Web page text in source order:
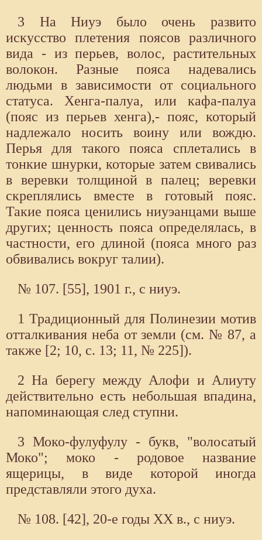
3 На Ниуэ было очень развито
искусство плетения поясов различного
вида - из перьев, волос, растительных
волокон. Разные пояса надевались
людьми в зависимости от социального
статуса. Хенга-палуа, или кафа-палуа
(пояс из перьев хенга),- пояс, который
надлежало носить воину или вождю.
Перья для такого пояса сплетались в
тонкие шнурки, которые затем свивались
в веревки толщиной в палец; веревки
скреплялись вместе в готовый пояс.
Такие пояса ценились ниуэанцами выше
других; ценность пояса определялась, в
частности, его длиной (пояса много раз
обвивались вокруг талии).
№ 107. [55], 1901 г., с ниуэ.
1 Традиционный для Полинезии мотив
отталкивания неба от земли (см. № 87, а
также [2; 10, с. 13; 11, № 225]).
2 На берегу между Алофи и Алиуту
действительно есть небольшая впадина,
напоминающая след ступни.
3 Моко-фулуфулу - букв, "волосатый
Моко"; моко - родовое название
ящерицы, в виде которой иногда
представляли этого духа.
№ 108. [42], 20-е годы XX в., с ниуэ.